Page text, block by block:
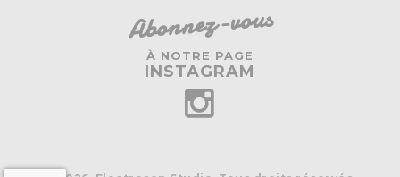
Abonnez-vous
À NOTRE PAGE
INSTAGRAM